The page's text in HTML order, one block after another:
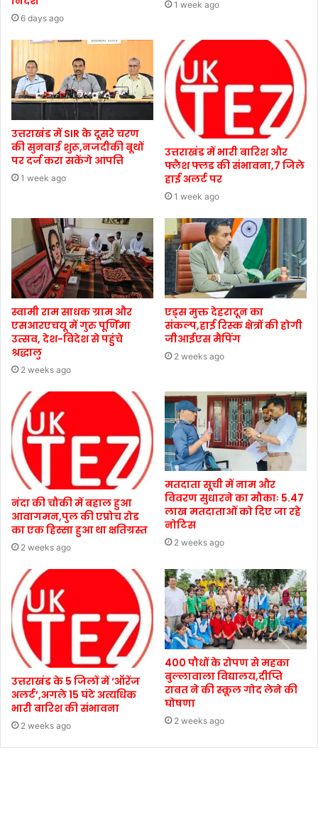
6 days ago
1 week ago
उत्तराखंड में SIR के दूसरे चरण
की सुनवाई शुरू,नजदीकी बूथों
पर दर्ज करा सकेंगे आपत्ति
1 week ago
उत्तराखंड में भारी बारिश और
फ्लैश फ्लड की संभावना,7 जिले
हाई अलर्ट पर
1 week ago
स्वामी राम साधक ग्राम और
एसआरएचयू में गुरु पूर्णिमा
उत्सव, देश-विदेश से पहुंचे
श्रद्धालु
2 weeks ago
एड्स मुक्त देहरादून का
संकल्प,हाई रिस्क क्षेत्रों की होगी
जीआईएस मैपिंग
2 weeks ago
नंदा की चौकी में बहाल हुआ
आवागमन,पुल की एप्रोच रोड
का एक हिस्सा हुआ था क्षतिग्रस्त
2 weeks ago
मतदाता सूची में नाम और
विवरण सुधारने का मौकाः 5.47
लाख मतदाताओं को दिए जा रहे
नोटिस
2 weeks ago
उत्तराखंड के 5 जिलों में ‘ऑरेंज
अलर्ट’,अगले 15 घंटे अत्यधिक
भारी बारिश की संभावना
2 weeks ago
400 पौधों के रोपण से महका
बुल्लावाला विद्यालय,दीप्ति
रावत ने की स्कूल गोद लेने की
घोषणा
2 weeks ago